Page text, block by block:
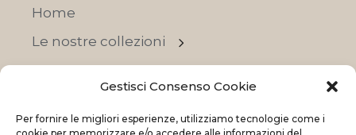
Gestisci Consenso Cookie
Per fornire le migliori esperienze, utilizziamo tecnologie come i
Home
Le nostre collezioni
OFFERTE